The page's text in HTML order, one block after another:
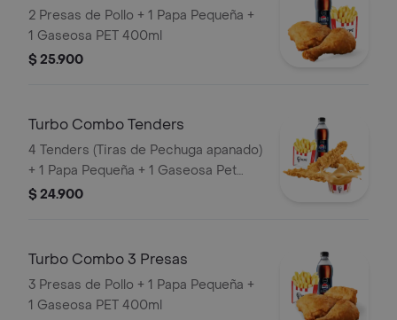
2 Presas de Pollo + 1 Papa Pequeña +
1 Gaseosa PET 400ml
$ 25.900
Turbo Combo Tenders
4 Tenders (Tiras de Pechuga apanado)
+ 1 Papa Pequeña + 1 Gaseosa Pet
400ml + 1 Balde de Salsa 100g
$ 24.900
Turbo Combo 3 Presas
3 Presas de Pollo + 1 Papa Pequeña +
1 Gaseosa PET 400ml